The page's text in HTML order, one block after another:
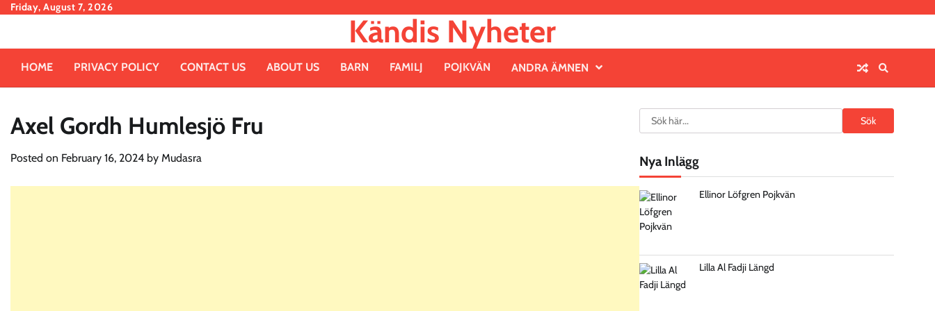
SkipFriday, August 7, 2026
Kändis Nyheter
HOME PRIVACY POLICY CONTACT US ABOUT US BARN FAMILJ POJKVÄN ANDRA ÄMNEN
Axel Gordh Humlesjö Fru
Posted on February 16, 2024 by Mudasra
Search Sök
Nya Inlägg
Ellinor Löfgren Pojkvän
Lilla Al Fadji Längd